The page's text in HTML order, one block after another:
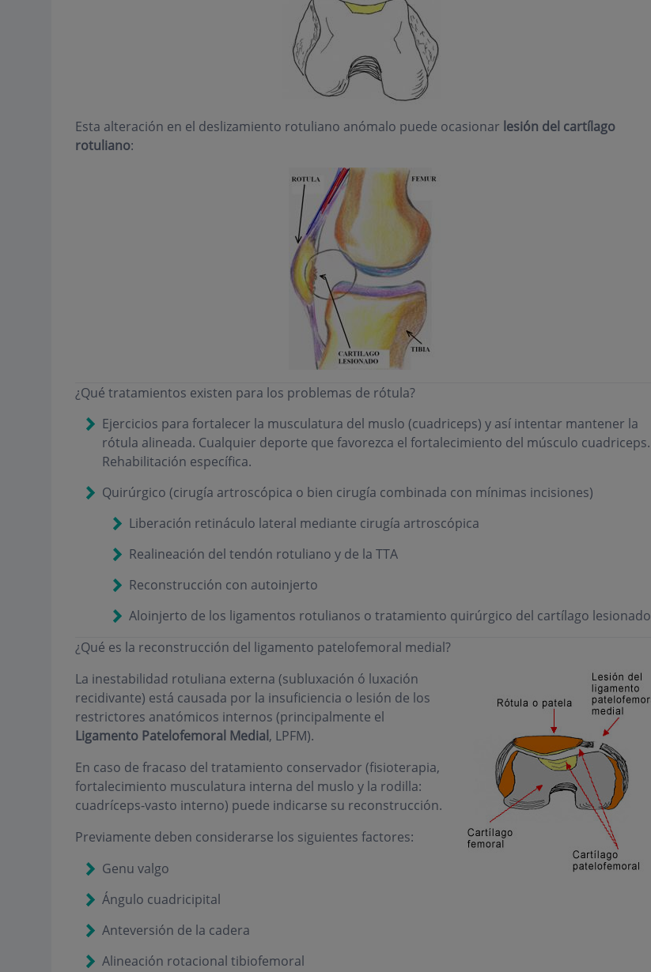
Esta alteración en el deslizamiento rotuliano anómalo puede ocasionar lesión del cartílago
rotuliano:
¿Qué tratamientos existen para los problemas de rótula?
Ejercicios para fortalecer la musculatura del muslo (cuadriceps) y así intentar mantener la
rótula alineada. Cualquier deporte que favorezca el fortalecimiento del músculo cuadriceps.
Rehabilitación específica.
Quirúrgico (cirugía artroscópica o bien cirugía combinada con mínimas incisiones)
Liberación retináculo lateral mediante cirugía artroscópica
Realineación del tendón rotuliano y de la TTA
Reconstrucción con autoinjerto
Aloinjerto de los ligamentos rotulianos o tratamiento quirúrgico del cartílago lesionado
¿Qué es la reconstrucción del ligamento patelofemoral medial?
La inestabilidad rotuliana externa (subluxación ó luxación
recidivante) está causada por la insuficiencia o lesión de los
restrictores anatómicos internos (principalmente el
Ligamento Patelofemoral Medial, LPFM).
En caso de fracaso del tratamiento conservador (fisioterapia,
fortalecimiento musculatura interna del muslo y la rodilla:
cuadríceps-vasto interno) puede indicarse su reconstrucción.
Previamente deben considerarse los siguientes factores:
Genu valgo
Ángulo cuadricipital
Anteversión de la cadera
Alineación rotacional tibiofemoral